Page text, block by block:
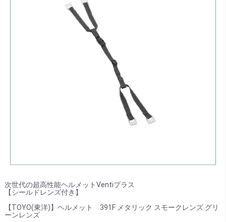
次世代の超高性能ヘルメットVentiプラス
【シールドレンズ付き】
【TOYO(東洋)】ヘルメット 391F メタリック スモークレンズ グリ
ーンレンズ